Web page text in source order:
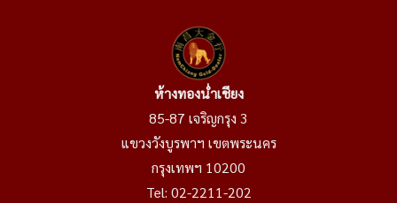
ห้างทองน่ำเชียง
85-87 เจริญกรุง 3
แขวงวังบูรพาฯ เขตพระนคร
กรุงเทพฯ 10200
Tel: 02-2211-202